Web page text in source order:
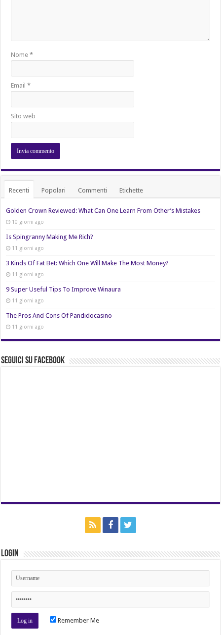
Nome*
Email*
Sito web
Recenti Popolari Commenti Etichette
Golden Crown Reviewed: What Can One Learn From Other’s Mistakes
10 giorni ago
Is Spingranny Making Me Rich?
11 giorni ago
3 Kinds Of Fat Bet: Which One Will Make The Most Money?
11 giorni ago
9 Super Useful Tips To Improve Winaura
11 giorni ago
The Pros And Cons Of Pandidocasino
11 giorni ago
Seguici su Facebook
Login
Remember Me